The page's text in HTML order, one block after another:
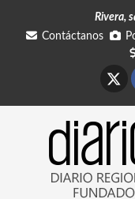
Rivera,
Contáctanos